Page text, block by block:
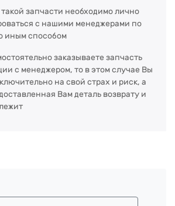
запчасти необходимо лично
с нашими менеджерами по
иным способом
заказываете запчасть
с менеджером, то в этом случае Вы
на свой страх и риск, а
Вам деталь возврату и